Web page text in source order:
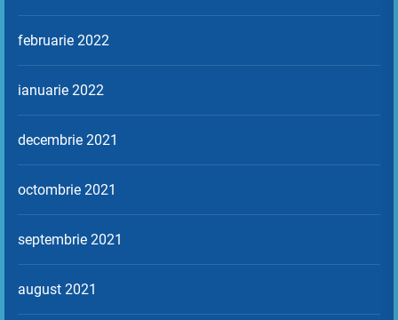
februarie 2022
ianuarie 2022
decembrie 2021
octombrie 2021
septembrie 2021
august 2021